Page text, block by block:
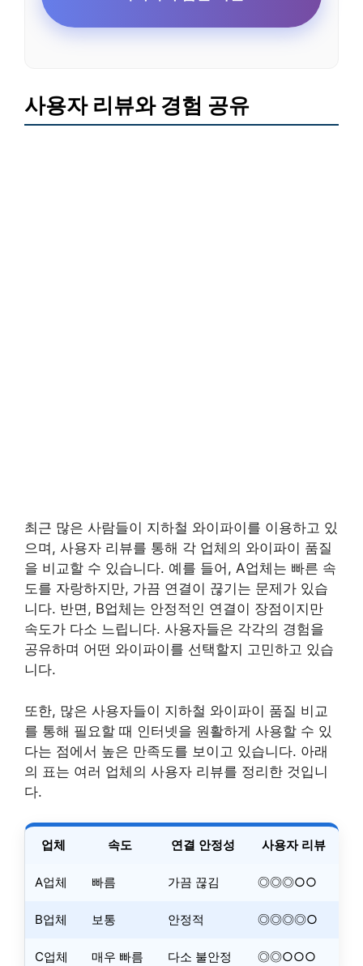
사용자 리뷰와 경험 공유
최근 많은 사람들이 지하철 와이파이를 이용하고 있
으며, 사용자 리뷰를 통해 각 업체의 와이파이 품질
을 비교할 수 있습니다. 예를 들어, A업체는 빠른 속
도를 자랑하지만, 가끔 연결이 끊기는 문제가 있습
니다. 반면, B업체는 안정적인 연결이 장점이지만
속도가 다소 느립니다. 사용자들은 각각의 경험을
공유하며 어떤 와이파이를 선택할지 고민하고 있습
니다.
또한, 많은 사용자들이 지하철 와이파이 품질 비교
를 통해 필요할 때 인터넷을 원활하게 사용할 수 있
다는 점에서 높은 만족도를 보이고 있습니다. 아래
의 표는 여러 업체의 사용자 리뷰를 정리한 것입니
다.
업체 속도 연결 안정성 사용자 리뷰
A업체 빠름 가끔 끊김 ◎◎◎○○
B업체 보통 안정적 ◎◎◎◎○
C업체 매우 빠름 다소 불안정 ◎◎○○○